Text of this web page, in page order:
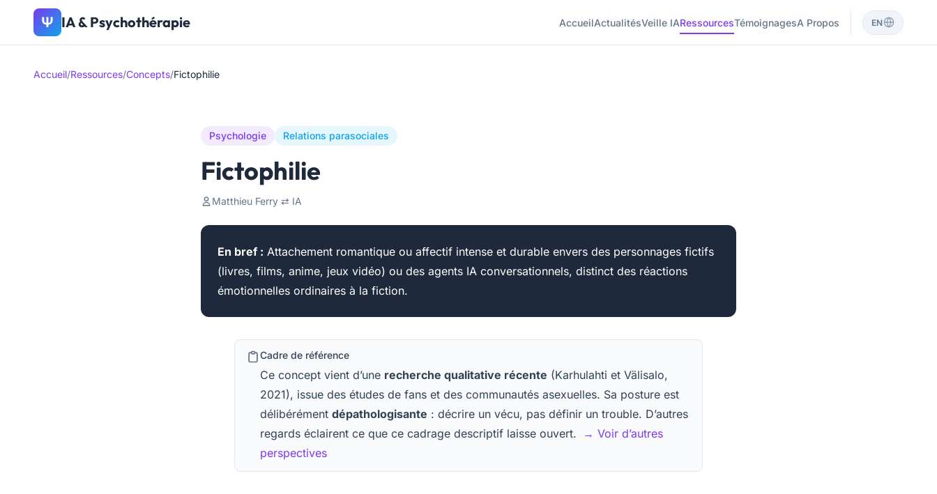
Ψ IA & Psychothérapie AccueilActualitésVeille IARessourcesTémoignagesA Propos EN
Accueil/Ressources/Concepts/Fictophilie
Psychologie Relations parasociales
Fictophilie
Matthieu Ferry ⇄ IA
En bref : Attachement romantique ou affectif intense et durable envers des personnages fictifs
(livres, films, anime, jeux vidéo) ou des agents IA conversationnels, distinct des réactions
émotionnelles ordinaires à la fiction.
Cadre de référence
Ce concept vient d’une recherche qualitative récente (Karhulahti et Välisalo,
2021), issue des études de fans et des communautés asexuelles. Sa posture est
délibérément dépathologisante : décrire un vécu, pas définir un trouble. D’autres
regards éclairent ce que ce cadrage descriptif laisse ouvert.
→ Voir d’autres
perspectives